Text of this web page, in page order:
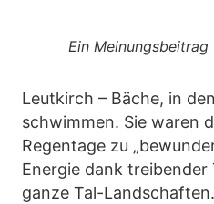
Ein Meinungsbeitrag
Leutkirch – Bäche, in
schwimmen. Sie waren
Regentage zu
Energie dank
ganze Tal-